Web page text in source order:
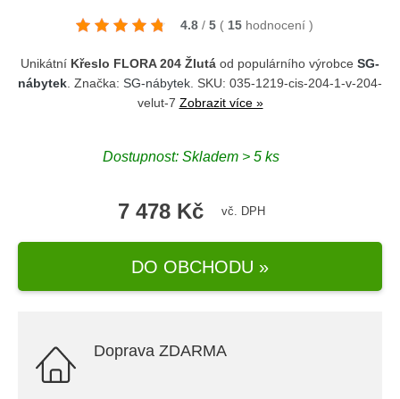
4.8 / 5 ( 15 hodnocení )
Unikátní Křeslo FLORA 204 Žlutá od populárního výrobce SG-
nábytek . Značka: SG-nábytek . SKU: 035-1219-cis-204-1-v-204-
velut-7 Zobrazit více »
Dostupnost: Skladem > 5 ks
7 478 Kč vč. DPH
DO OBCHODU »
Doprava ZDARMA